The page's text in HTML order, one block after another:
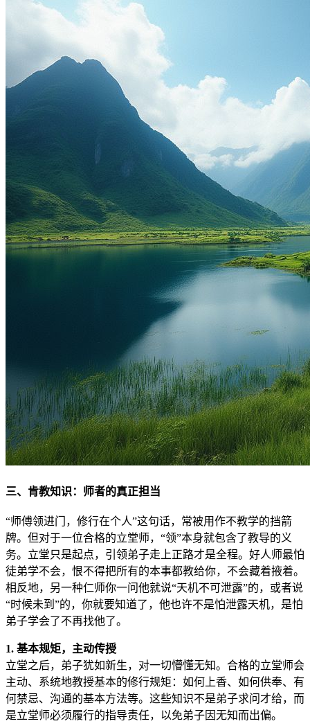
三、肯教知识：师者的真正担当
“师傅领进门，修行在个人”这句话，常被用作不教学的挡箭
牌。但对于一位合格的立堂师，“领”本身就包含了教导的义
务。立堂只是起点，引领弟子走上正路才是全程。好人师最怕
徒弟学不会，恨不得把所有的本事都教给你，不会藏着掖着。
相反地，另一种仁师你一问他就说“天机不可泄露”的，或者说
“时候未到”的，你就要知道了，他也许不是怕泄露天机，是怕
弟子学会了不再找他了。
1. 基本规矩，主动传授
立堂之后，弟子犹如新生，对一切懵懂无知。合格的立堂师会
主动、系统地教授基本的修行规矩：如何上香、如何供奉、有
何禁忌、沟通的基本方法等。这些知识不是弟子求问才给，而
是立堂师必须履行的指导责任，以免弟子因无知而出偏。